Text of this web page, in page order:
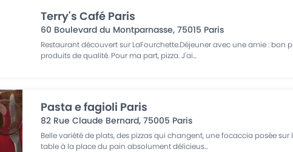
Terry's Café Paris
60 Boulevard du Montparnasse,75015 Paris
Restaurant découvert sur LaFourchette.Déjeuner avec une amie : bon
produits de qualité. Pour ma part, pizza. J'ai...
Pasta e fagioli Paris
82 Rue Claude Bernard,75005 Paris
Belle variété de plats, des pizzas qui changent, une focaccia posée sur
table à la place du pain absolument délicieus...